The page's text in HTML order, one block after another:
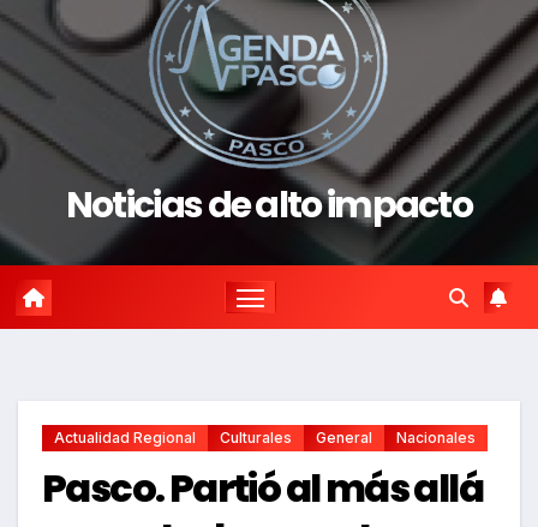
Noticias de alto impacto
Actualidad Regional Culturales General Nacionales
Pasco. Partió al más allá